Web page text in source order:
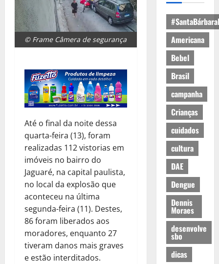
© Frame Câmera de segurança
Até o final da noite dessa
quarta-feira (13), foram
realizadas 112 vistorias em
imóveis no bairro do
Jaguaré, na capital paulista,
no local da explosão que
aconteceu na última
segunda-feira (11). Destes,
86 foram liberados aos
moradores, enquanto 27
tiveram danos mais graves
e estão interditados.
Americana
Bebel
Brasil
campanha
Crianças
cuidados
cultura
DAE
Dengue
Dennis
Moraes
desenvolve
sbo
dicas